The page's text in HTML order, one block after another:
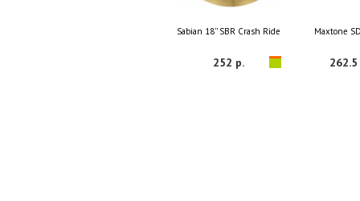
Sabian 18'' SBR Crash Ride
252 р.
Maxtone
262.5